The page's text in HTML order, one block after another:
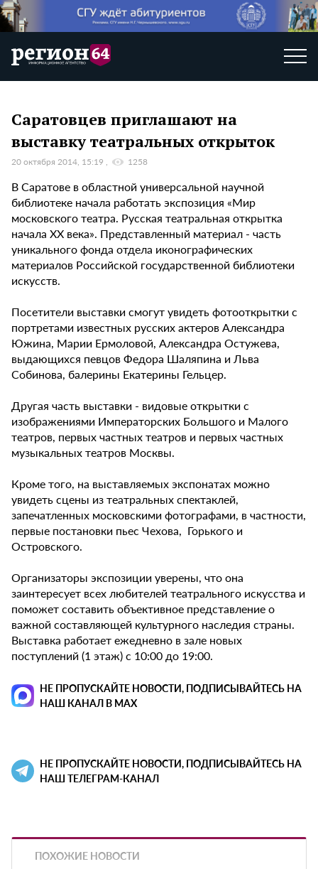
Саратовцев приглашают на
выставку театральных открыток
20 октября 2014, 15:19 1258
В Саратове в областной универсальной научной
библиотеке начала работать экспозиция «Мир
московского театра. Русская театральная открытка
начала ХХ века». Представленный материал - часть
уникального фонда отдела иконографических
материалов Российской государственной библиотеки
искусств.
Посетители выставки смогут увидеть фотооткрытки с
портретами известных русских актеров Александра
Южина, Марии Ермоловой, Александра Остужева,
выдающихся певцов Федора Шаляпина и Льва
Собинова, балерины Екатерины Гельцер.
Другая часть выставки - видовые открытки с
изображениями Императорских Большого и Малого
театров, первых частных театров и первых частных
музыкальных театров Москвы.
Кроме того, на выставляемых экспонатах можно
увидеть сцены из театральных спектаклей,
запечатленных московскими фотографами, в частности,
первые постановки пьес Чехова, Горького и
Островского.
Организаторы экспозиции уверены, что она
заинтересует всех любителей театрального искусства и
поможет составить объективное представление о
важной составляющей культурного наследия страны.
Выставка работает ежедневно в зале новых
поступлений (1 этаж) с 10:00 до 19:00.
НЕ ПРОПУСКАЙТЕ НОВОСТИ, ПОДПИСЫВАЙТЕСЬ НА
НАШ КАНАЛ В MAX
НЕ ПРОПУСКАЙТЕ НОВОСТИ, ПОДПИСЫВАЙТЕСЬ НА
НАШ ТЕЛЕГРАМ-КАНАЛ
ПОХОЖИЕ НОВОСТИ